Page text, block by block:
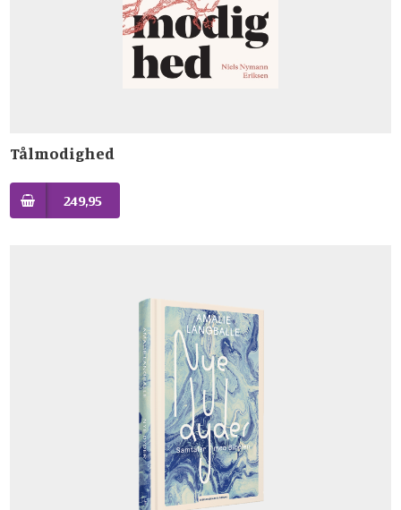
Tålmodighed
249,95